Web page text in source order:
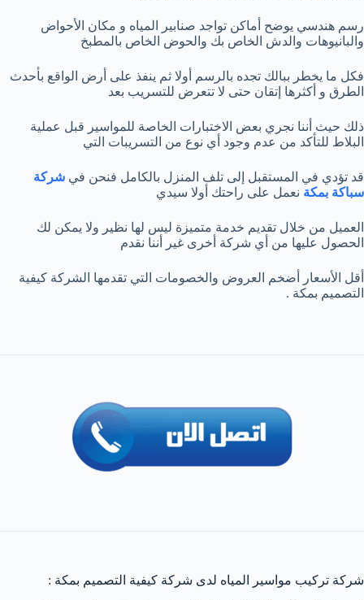
رسم هندسي يوضح أماكن تواجد صنابير المياه و مكان الأحواض
والبانيوهات والدش الخاص بك والحوض الخاص بالمطبخ
فكل ما يخطر ببالك تجده بالرسم أولا ثم ينفذ على أرض الواقع بأحدث
الطرق و أكثرها إتقان حتى لا تتعرض للتسريب بعد
ذلك حيث أننا نجري بعض الاختبارات الخاصة للمواسير قبل عملية
البلاط للتأكد من عدم وجود أي نوع من التسريبات التي
قد تؤدي في المستقبل إلى تلف المنزل بالكامل فنحن في شركة
سباكة بمكة نعمل على راحتك أولا سيدي
العميل من خلال تقديم خدمة متميزة ليس لها نظير ولا يمكن لك
الحصول عليها من أي شركة أخرى غير أننا نقدم
أقل الأسعار أضخم العروض والخصومات التي تقدمها الشركة كيفية
التصميم بمكة .
شركة تركيب مواسير المياه لدى شركة كيفية التصميم بمكة :